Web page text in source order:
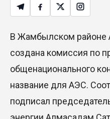
В Жамбылском районе
создана комиссия по
общенационального
название для АЭС.
подписал